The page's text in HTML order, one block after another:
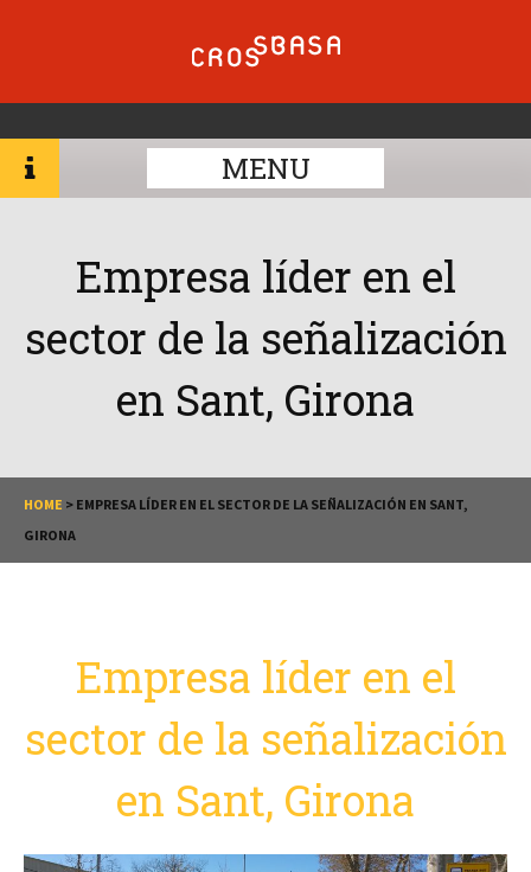
MENU
Empresa líder en el
sector de la señalización
en Sant, Girona
HOME > EMPRESA LÍDER EN EL SECTOR DE LA SEÑALIZACIÓN EN SANT,
GIRONA
Empresa líder en el
sector de la señalización
en Sant, Girona